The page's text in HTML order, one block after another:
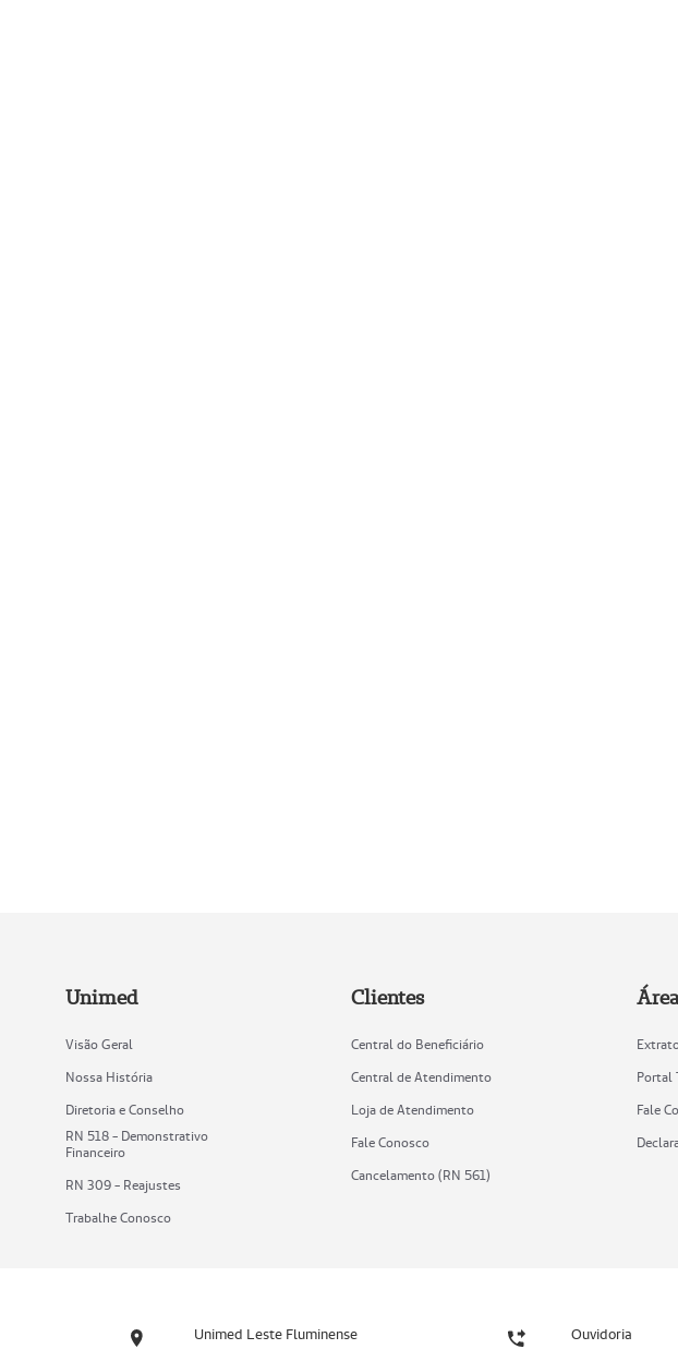
Unimed
Visão Geral
Nossa História
Diretoria e Conselho
RN 518 - Demonstrativo
Financeiro
RN 309 - Reajustes
Trabalhe Conosco
Clientes
Central do Beneficiário
Central de Atendimento
Loja de Atendimento
Fale Conosco
Cancelamento (RN 561)
Portal
Fale
Unimed Leste Fluminense Ouvidoria